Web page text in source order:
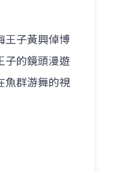
王子黃興倬博
子的鏡頭漫遊
魚群游舞的視